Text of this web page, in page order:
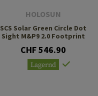
HOLOSUN
SCS Solar Green Circle Dot
Sight M&P9 2.0 Footprint
CHF 546.90
Lagernd